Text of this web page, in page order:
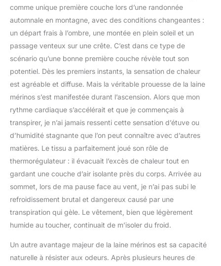
pour garder nos
vêtements sous leur
comme unique première couche lors d’une randonnée
automnale en montagne, avec des conditions changeantes :
un départ frais à l’ombre, une montée en plein soleil et un
passage venteux sur une crête. C’est dans ce type de
scénario qu’une bonne première couche révèle tout son
potentiel. Dès les premiers instants, la sensation de chaleur
est agréable et diffuse. Mais la véritable prouesse de la laine
mérinos s’est manifestée durant l’ascension. Alors que mon
rythme cardiaque s’accélérait et que je commençais à
transpirer, je n’ai jamais ressenti cette sensation d’étuve ou
d’humidité stagnante que l’on peut connaître avec d’autres
matières. Le tissu a parfaitement joué son rôle de
thermorégulateur : il évacuait l’excès de chaleur tout en
gardant une couche d’air isolante près du corps. Arrivée au
sommet, lors de ma pause face au vent, je n’ai pas subi le
refroidissement brutal et dangereux causé par une
transpiration qui gèle. Le vêtement, bien que légèrement
humide au toucher, continuait de m’isoler du froid.
Un autre avantage majeur de la laine mérinos est sa capacité
naturelle à résister aux odeurs. Après plusieurs heures de